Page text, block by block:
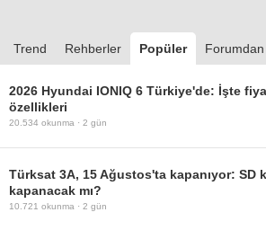
Trend Rehberler Popüler Forumdan
2026 Hyundai IONIQ 6 Türkiye'de: İşte
özellikleri
20.534 okunma · 2 gün
Türksat 3A, 15 Ağustos'ta kapanıyor: SD
kapanacak mı?
10.721 okunma · 2 gün